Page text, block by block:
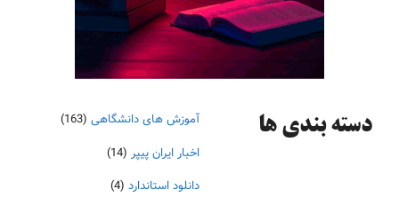
دسته‌ بندی ها آموزش های دانشگاهی (163)
اخبار ایران پیپر (14)
دانلود استاندارد (4)